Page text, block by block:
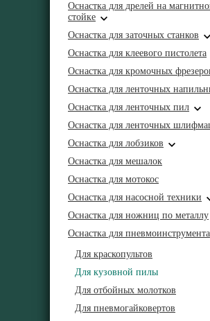
Оснастка для дрелей на
стойке
Оснастка для заточных станков
Оснастка для клеевого пистолета
Оснастка для кромочных
Оснастка для ленточных
Оснастка для ленточных пил
Оснастка для ленточных
Оснастка для лобзиков
Оснастка для мешалок
Оснастка для мотокос
Оснастка для насосной техники
Оснастка для ножниц по металлу
Оснастка для пневмоинструмента
Для краскопультов
Для кузовной пилы
Для отбойных молотков
Для пневмогайковертов